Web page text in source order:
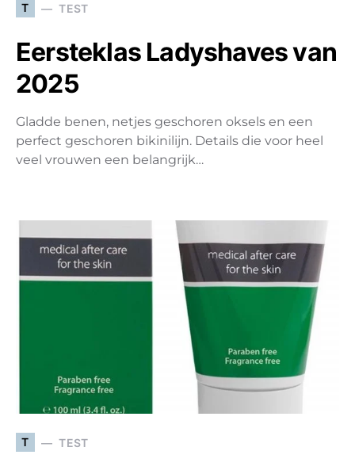
T TEST
Eersteklas Ladyshaves van
2025
Gladde benen, netjes geschoren oksels en een
perfect geschoren bikinilijn. Details die voor heel
veel vrouwen een belangrijk…
T TEST